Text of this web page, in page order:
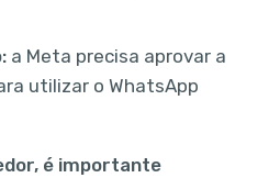
a Meta precisa aprovar a
utilizar o WhatsApp
é importante